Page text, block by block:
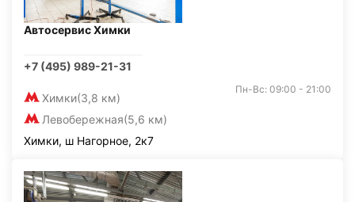
Автосервис Химки
+7 (495) 989-21-31
Химки(3,8 км)
Левобережная(5,6 км)
Пн-Вс: 09:00 - 21:00
Химки, ш Нагорное, 2к7